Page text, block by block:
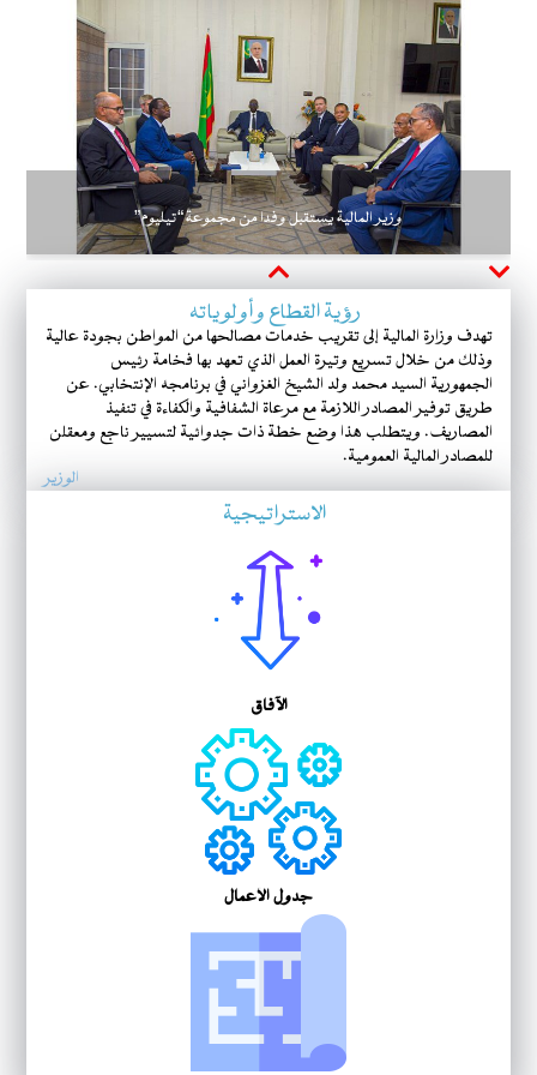
وزير المالية يستقبل وفدا من مجموعة “تيليوم”
رؤية القطاع وأولوياته
تهدف وزارة المالية إلى تقريب خدمات مصالحها من المواطن بجودة عالية
وذلك من خلال تسريع وتيرة العمل الذي تعهد بها فخامة رئيس
الجمهورية السيد محمد ولد الشيخ الغزواني في برنامجه الإنتخابي. عن
طريق توفير المصادر اللازمة مع مرعاة الشفافية والكفاءة في تنفيذ
المصاريف. ويتطلب هذا وضع خطة ذات جدوائية لتسيير ناجع ومعقلن
للمصادر المالية العمومية.
الوزير
الاستراتيجية
الآفاق
جدول الأعمال